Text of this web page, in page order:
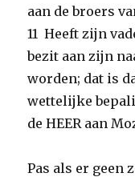
aan de broers
11 Heeft zijn
bezit aan zijn
worden; dat is
wettelijke
de HEER aan
Pas als er geen